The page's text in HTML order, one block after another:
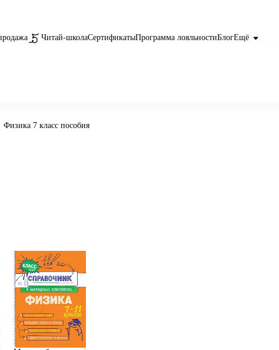
Читай-школаСертификатыПрограмма лояльностиБлогЕщё
Физика 7 класс пособия